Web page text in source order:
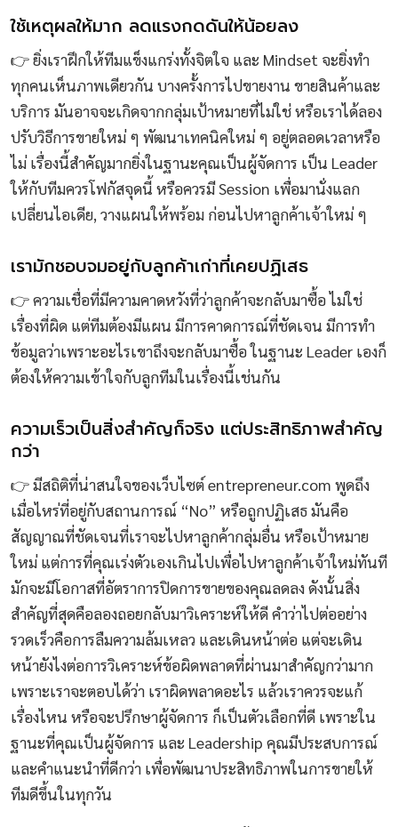
ใช้เหตุผลให้มาก ลดแรงกดดันให้น้อยลง
👉 ยิ่งเราฝึกให้ทีมแข็งแกร่งทั้งจิตใจ และ Mindset จะยิ่งทำ
ทุกคนเห็นภาพเดียวกัน บางครั้งการไปขายงาน ขายสินค้าและ
บริการ มันอาจจะเกิดจากกลุ่มเป้าหมายที่ไม่ใช่ หรือเราได้ลอง
ปรับวิธีการขายใหม่ ๆ พัฒนาเทคนิคใหม่ ๆ อยู่ตลอดเวลาหรือ
ไม่ เรื่องนี้สำคัญมากยิ่งในฐานะคุณเป็นผู้จัดการ เป็น Leader
ให้กับทีมควรโฟกัสจุดนี้ หรือควรมี Session เพื่อมานั่งแลก
เปลี่ยนไอเดีย, วางแผนให้พร้อม ก่อนไปหาลูกค้าเจ้าใหม่ ๆ
เรามักชอบจมอยู่กับลูกค้าเก่าที่เคยปฏิเสธ
👉 ความเชื่อที่มีความคาดหวังที่ว่าลูกค้าจะกลับมาซื้อ ไม่ใช่
เรื่องที่ผิด แต่ทีมต้องมีแผน มีการคาดการณ์ที่ชัดเจน มีการทำ
ข้อมูลว่าเพราะอะไรเขาถึงจะกลับมาซื้อ ในฐานะ Leader เองก็
ต้องให้ความเข้าใจกับลูกทีมในเรื่องนี้เช่นกัน
ความเร็วเป็นสิ่งสำคัญก็จริง แต่ประสิทธิภาพสำคัญ
กว่า
👉 มีสถิติที่น่าสนใจของเว็บไซต์ entrepreneur.com พูดถึง
เมื่อไหร่ที่อยู่กับสถานการณ์ “No” หรือถูกปฏิเสธ มันคือ
สัญญาณที่ชัดเจนที่เราจะไปหาลูกค้ากลุ่มอื่น หรือเป้าหมาย
ใหม่ แต่การที่คุณเร่งตัวเองเกินไปเพื่อไปหาลูกค้าเจ้าใหม่ทันที
มักจะมีโอกาสที่อัตราการปิดการขายของคุณลดลง ดังนั้นสิ่ง
สำคัญที่สุดคือลองถอยกลับมาวิเคราะห์ให้ดี คำว่าไปต่ออย่าง
รวดเร็วคือการลืมความล้มเหลว และเดินหน้าต่อ แต่จะเดิน
หน้ายังไงต่อการวิเคราะห์ข้อผิดพลาดที่ผ่านมาสำคัญกว่ามาก
เพราะเราจะตอบได้ว่า เราผิดพลาดอะไร แล้วเราควรจะแก้
เรื่องไหน หรือจะปรึกษาผู้จัดการ ก็เป็นตัวเลือกที่ดี เพราะใน
ฐานะที่คุณเป็นผู้จัดการ และ Leadership คุณมีประสบการณ์
และคำแนะนำที่ดีกว่า เพื่อพัฒนาประสิทธิภาพในการขายให้
ทีมดีขึ้นในทุกวัน